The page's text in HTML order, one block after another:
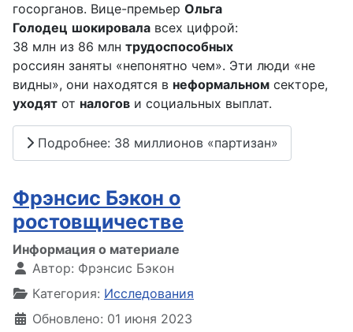
госорганов. Вице-премьер Ольга
Голодец шокировала всех цифрой:
38 млн из 86 млн трудоспособных
россиян заняты «непонятно чем». Эти люди «не
видны», они находятся в неформальном секторе,
уходят от налогов и социальных выплат.
Подробнее: 38 миллионов «партизан»
Фрэнсис Бэкон о
ростовщичестве
Информация о материале
Автор: Фрэнсис Бэкон
Категория: Исследования
Обновлено: 01 июня 2023